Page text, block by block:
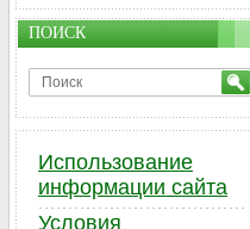
ПОИСК
Использование
информации сайта
Условия